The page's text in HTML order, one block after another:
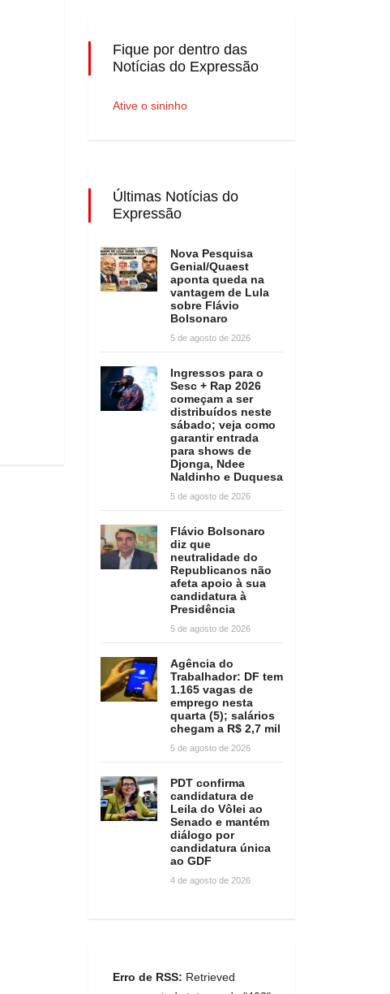
Fique por dentro das
Notícias do Expressão
Ative o sininho
Últimas Notícias do
Expressão
Nova Pesquisa
Genial/Quaest
aponta queda na
vantagem de Lula
sobre Flávio
Bolsonaro
5 de agosto de 2026
Ingressos para o
Sesc + Rap 2026
começam a ser
distribuídos neste
sábado; veja como
garantir entrada
para shows de
Djonga, Ndee
Naldinho e Duquesa
5 de agosto de 2026
Flávio Bolsonaro
diz que
neutralidade do
Republicanos não
afeta apoio à sua
candidatura à
Presidência
5 de agosto de 2026
Agência do
Trabalhador: DF tem
1.165 vagas de
emprego nesta
quarta (5); salários
chegam a R$ 2,7 mil
5 de agosto de 2026
PDT confirma
candidatura de
Leila do Vôlei ao
Senado e mantém
diálogo por
candidatura única
ao GDF
4 de agosto de 2026
Erro de RSS: Retrieved